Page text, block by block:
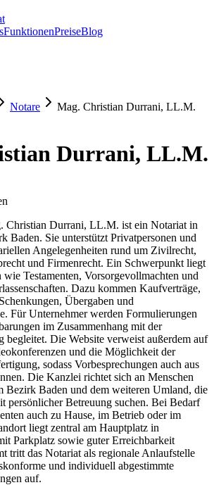
FunktionenPreiseBlog
Notare
Mag. Christian Durrani, LL.M.
Durrani, LL.M.
Christian Durrani, LL.M. ist ein Notariat in
Baden. Sie unterstützt Privatpersonen und
Angelegenheiten rund um Zivilrecht,
und Firmenrecht. Ein Schwerpunkt liegt
Testamenten, Vorsorgevollmachten und
Dazu kommen Kaufverträge,
Übergaben und
Für Unternehmer werden Formulierungen
im Zusammenhang mit der
begleitet. Die Website verweist außerdem auf
und die Möglichkeit der
sodass Vorbesprechungen auch aus
Die Kanzlei richtet sich an Menschen
Bezirk Baden und dem weiteren Umland, die
persönlicher Betreuung suchen. Bei Bedarf
auch zu Hause, im Betrieb oder im
liegt zentral am Hauptplatz in
Parkplatz sowie guter Erreichbarkeit
tritt das Notariat als regionale Anlaufstelle
und individuell abgestimmte
auf.